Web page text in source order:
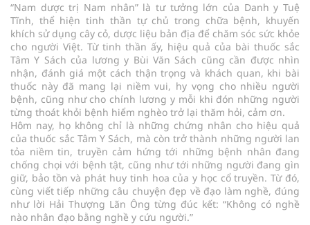
“Nam dược trị Nam nhân” là tư tưởng lớn của Danh y Tuệ
Tĩnh, thể hiện tinh thần tự chủ trong chữa bệnh, khuyến
khích sử dụng cây cỏ, dược liệu bản địa để chăm sóc sức khỏe
cho người Việt. Từ tinh thần ấy, hiệu quả của bài thuốc sắc
Tâm Y Sách của lương y Bùi Văn Sách cũng cần được nhìn
nhận, đánh giá một cách thận trọng và khách quan, khi bài
thuốc này đã mang lại niềm vui, hy vọng cho nhiều người
bệnh, cũng như cho chính lương y mỗi khi đón những người
từng thoát khỏi bệnh hiểm nghèo trở lại thăm hỏi, cảm ơn.
Hôm nay, họ không chỉ là những chứng nhân cho hiệu quả
của thuốc sắc Tâm Y Sách, mà còn trở thành những người lan
tỏa niềm tin, truyền cảm hứng tới những bệnh nhân đang
chống chọi với bệnh tật, cũng như tới những người đang gìn
giữ, bảo tồn và phát huy tinh hoa của y học cổ truyền. Từ đó,
cùng viết tiếp những câu chuyện đẹp về đạo làm nghề, đúng
như lời Hải Thượng Lãn Ông từng đúc kết: “Không có nghề
nào nhân đạo bằng nghề y cứu người.”